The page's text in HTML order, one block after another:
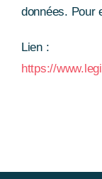
données. Pour
Lien :
https://